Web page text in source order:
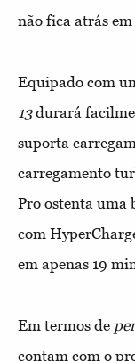
não fica atrás
Equipado com
13durará
suporta
carregamento
Pro ostenta uma
com
em apenas 19
Em termos de
contam com o